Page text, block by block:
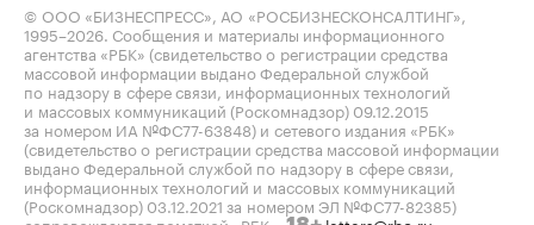
© ООО «БИЗНЕСПРЕСС», АО «РОСБИЗНЕСКОНСАЛТИНГ»,
1995–2026 . Сообщения и материалы информационного
агентства «РБК» (свидетельство о регистрации средства
массовой информации выдано Федеральной службой
по надзору в сфере связи, информационных технологий
и массовых коммуникаций (Роскомнадзор) 09.12.2015
за номером ИА №ФС77-63848) и сетевого издания «РБК»
(свидетельство о регистрации средства массовой информации
выдано Федеральной службой по надзору в сфере связи,
информационных технологий и массовых коммуникаций
(Роскомнадзор) 03.12.2021 за номером ЭЛ №ФС77-82385)